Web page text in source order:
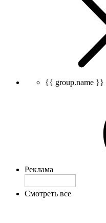
{{ group.name }}
Реклама
Смотреть все